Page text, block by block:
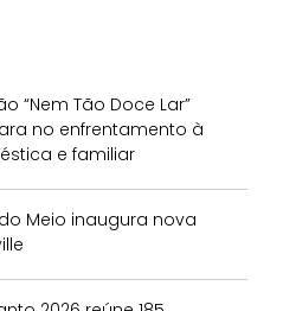
“Nem Tão Doce Lar”
no enfrentamento à
e familiar
Meio inaugura nova